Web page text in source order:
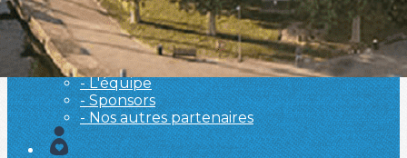
L'association▴▾
- L'association
- Brochure
- L'équipe
- Sponsors
- Nos autres partenaires